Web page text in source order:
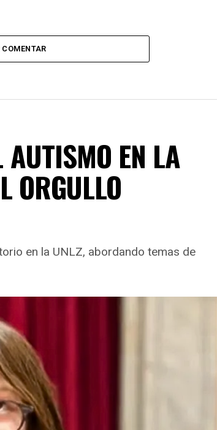
EN LA
ORGULLO
en la UNLZ, abordando temas de